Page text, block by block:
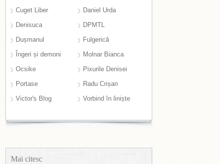
Cuget Liber
Daniel Urda
Denisuca
DPMTL
Dușmanul
Fulgerică
Îngeri și demoni
Molnar Bianca
Ocsike
Pixurile Denisei
Portase
Radu Crișan
Victor's Blog
Vorbind în liniște
Mai citesc